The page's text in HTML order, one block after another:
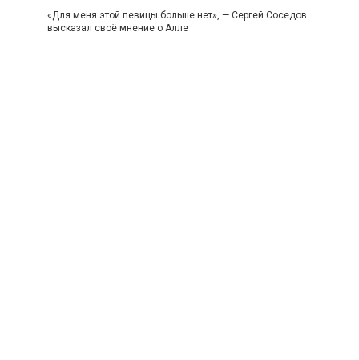
«Для меня этой певицы больше нет», — Сергей Соседов
высказал своё мнение о Алле